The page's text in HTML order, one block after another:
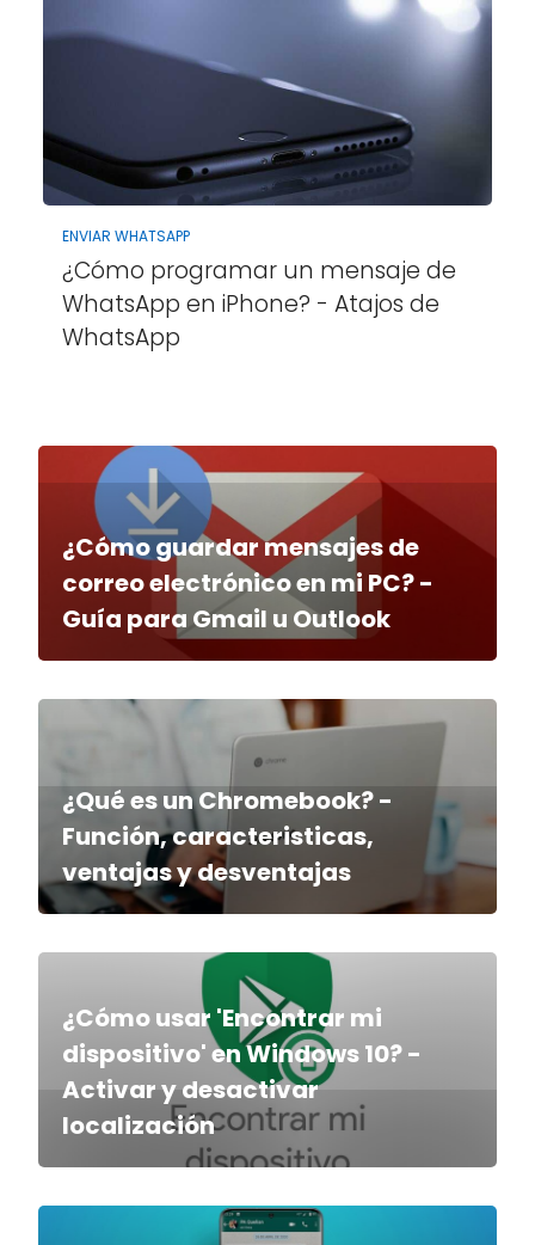
ENVIAR WHATSAPP
¿Cómo programar un mensaje de
WhatsApp en iPhone? - Atajos de
WhatsApp
¿Cómo guardar mensajes de
correo electrónico en mi PC? -
Guía para Gmail u Outlook
¿Qué es un Chromebook? -
Función, caracteristicas,
ventajas y desventajas
¿Cómo usar 'Encontrar mi
dispositivo' en Windows 10? -
Activar y desactivar
localización